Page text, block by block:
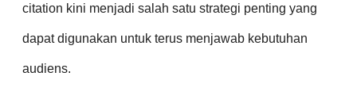
citation kini menjadi salah satu strategi penting yang
dapat digunakan untuk terus menjawab kebutuhan
audiens.